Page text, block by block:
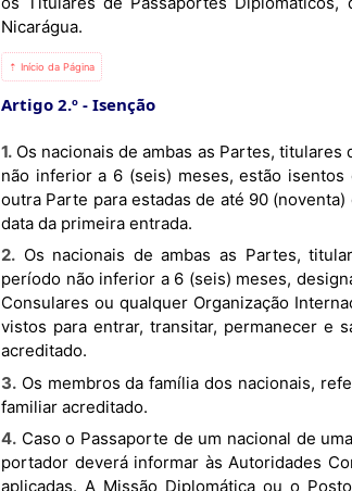
Nicarágua.
⇡ Início da Página
Artigo 2.º Isenção
1. Os nacionais de ambas as Partes, titulares dos Passaportes mencionados no artigo 1.º, válidos por um período
não inferior a 6 (seis) meses, estão
outra Parte para estadas de até 90
data da primeira entrada.
2. Os nacionais de ambas as Partes, titulares dos Passaportes mencionados no artigo 1.º, válidos por um
período não inferior a 6 (seis) meses,
Consulares ou qualquer Organização
vistos para entrar, transitar, permanecer e
acreditado.
3. Os membros da família dos nacionais, referidos no n.º 2 do presente artigo, gozam da mesma isenção que o
familiar acreditado.
4. Caso o Passaporte de um nacional de uma das Partes se extravie ou danifique no território da outra Parte, o
portador deverá informar às Autoridades
aplicadas. A Missão Diplomática ou o